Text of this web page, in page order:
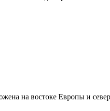
на востоке Европы и